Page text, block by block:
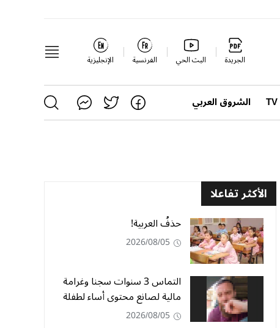
الجريدة البث الحي الفرنسية الإنجليزية
الشروق العربي
الأكثر تفاعلا
حذفُ العربية!
2026/08/05
التماس 3 سنوات سجنا وغرامة
مالية لصانع محتوى أساء لطفلة
2026/08/05